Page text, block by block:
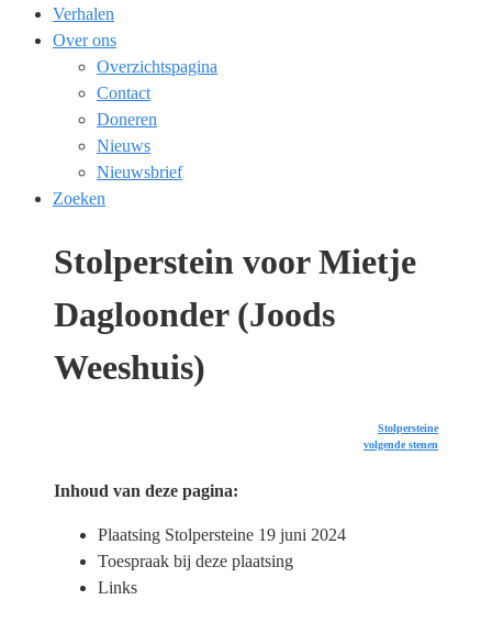
Verhalen
Over ons
Overzichtspagina
Contact
Doneren
Nieuws
Nieuwsbrief
Zoeken
Stolperstein voor Mietje
Dagloonder (Joods
Weeshuis)
Stolpersteine
volgende stenen
Inhoud van deze pagina:
Plaatsing Stolpersteine 19 juni 2024
Toespraak bij deze plaatsing
Links